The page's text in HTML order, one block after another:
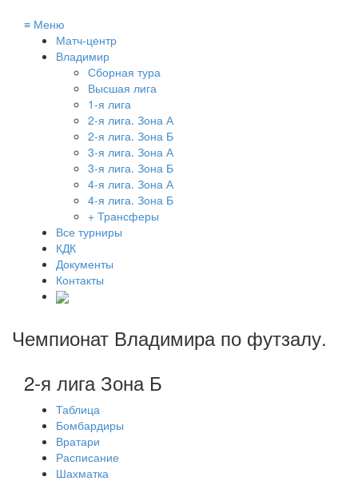
≡ Меню
Матч-центр
Владимир
Сборная тура
Высшая лига
1-я лига
2-я лига. Зона А
2-я лига. Зона Б
3-я лига. Зона А
3-я лига. Зона Б
4-я лига. Зона А
4-я лига. Зона Б
+ Трансферы
Все турниры
КДК
Документы
Контакты
Чемпионат Владимира по футзалу.
2-я лига Зона Б
Таблица
Бомбардиры
Вратари
Расписание
Шахматка